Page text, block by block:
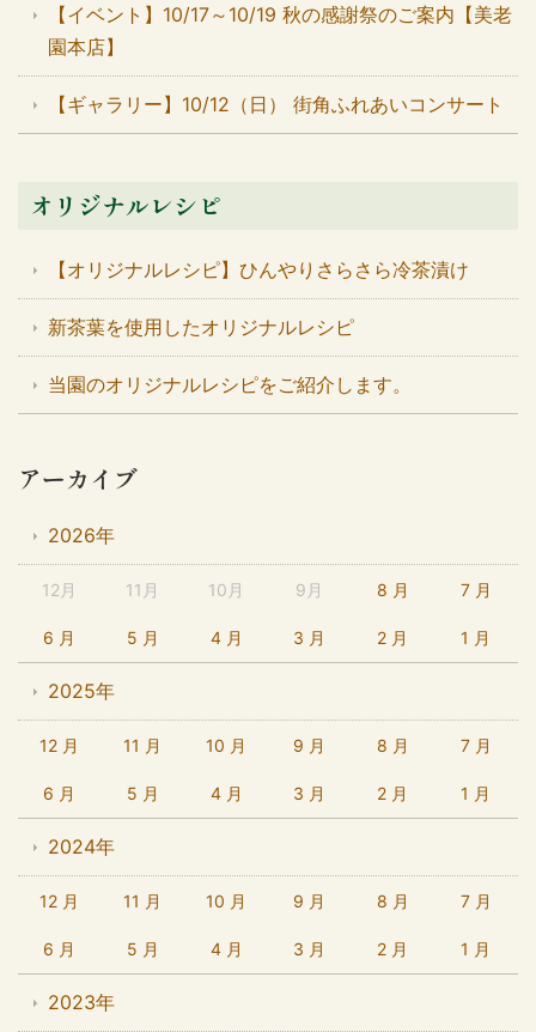
【イベント】10/17～10/19 秋の感謝祭のご案内【美老
園本店】
【ギャラリー】10/12（日） 街角ふれあいコンサート
オリジナルレシピ
【オリジナルレシピ】ひんやりさらさら冷茶漬け
新茶葉を使用したオリジナルレシピ
当園のオリジナルレシピをご紹介します。
アーカイブ
2026年
12月 11月 10月 9月 8 月 7 月
6 月 5 月 4 月 3 月 2 月 1 月
2025年
12 月 11 月 10 月 9 月 8 月 7 月
6 月 5 月 4 月 3 月 2 月 1 月
2024年
12 月 11 月 10 月 9 月 8 月 7 月
6 月 5 月 4 月 3 月 2 月 1 月
2023年